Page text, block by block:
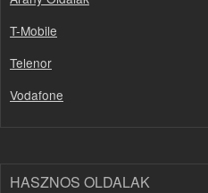
T-Mobile
Telenor
Vodafone
HASZNOS OLDALAK